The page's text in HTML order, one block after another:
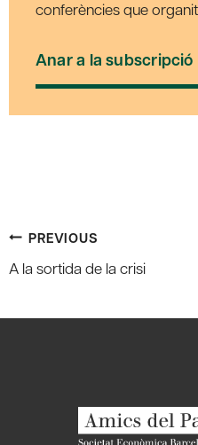
conferències que
Anar a la subscripció
Post
navigation
PREVIOUS
A la sortida de la crisi